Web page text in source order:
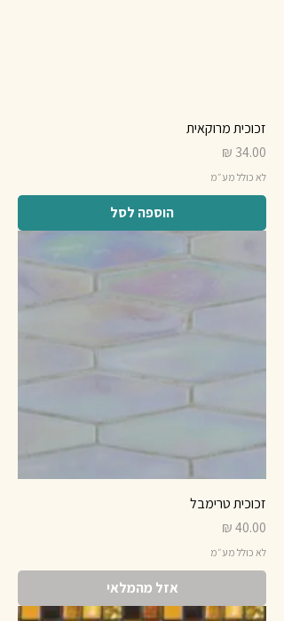
זכוכית מרוקאית
מחיר
לא כולל מע״מ
הוספה לסל
זכוכית טרימבל
מחיר
לא כולל מע״מ
אזל מהמלאי